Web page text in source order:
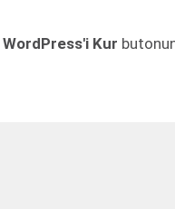
WordPress'i Kur